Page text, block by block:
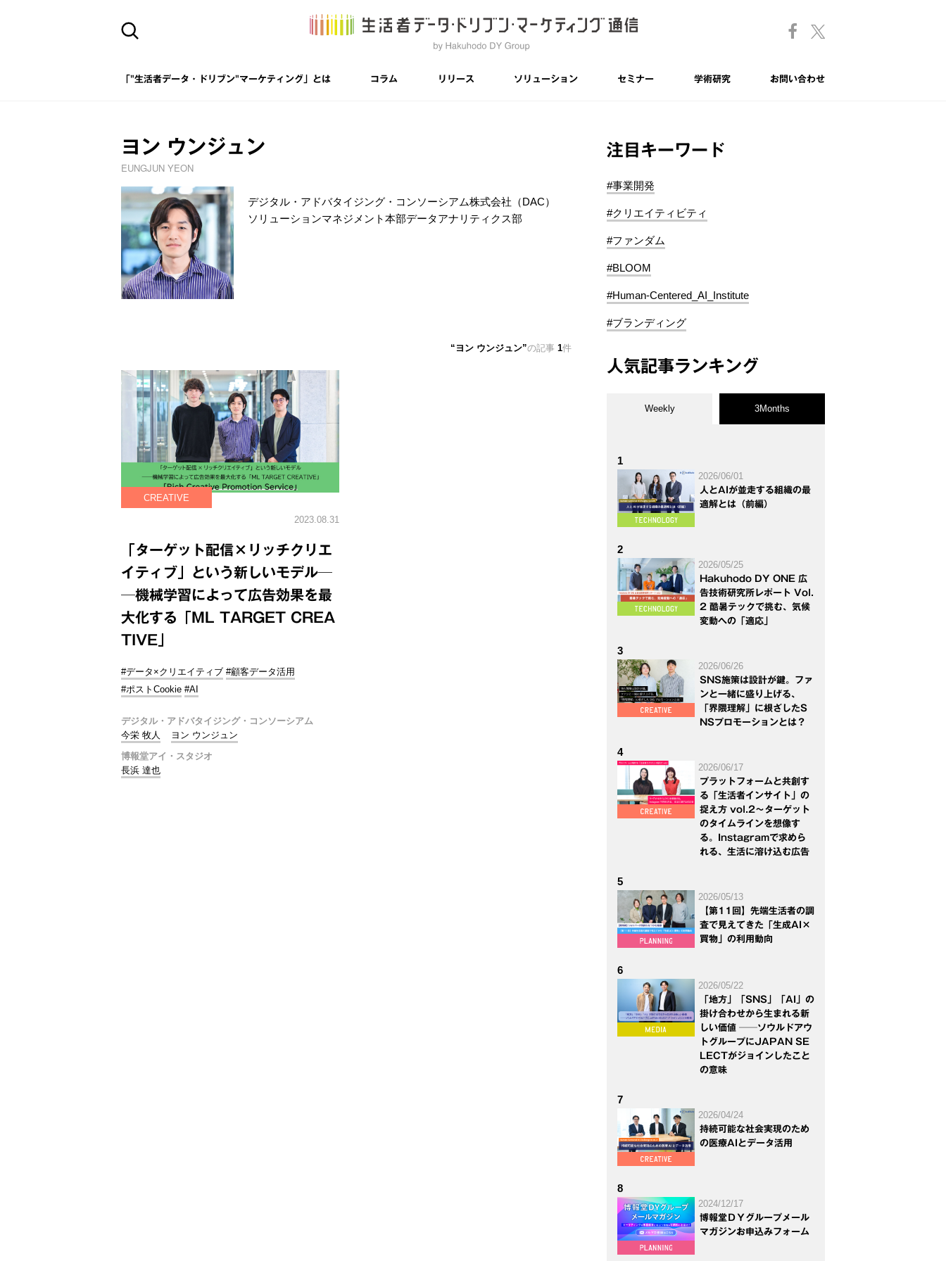
「"生活者データ・ドリブン"マーケティング」とは コラム リリース ソリューション セミナー 学術研究 お問い合わせ
ヨン ウンジュン
EUNGJUN YEON
デジタル・アドバタイジング・コンソーシアム株式会社（DAC）
ソリューションマネジメント本部データアナリティクス部
ヨン ウンジュン の記事 1件
CREATIVE
2023.08.31
「ターゲット配信×リッチクリエ
イティブ」という新しいモデル─
─機械学習によって広告効果を最
大化する「ML TARGET CREA
TIVE」
#データ×クリエイティブ #顧客データ活用
#ポストCookie #AI
デジタル・アドバタイジング・コンソーシアム
今栄 牧人
ヨン ウンジュン
博報堂アイ・スタジオ
長浜 達也
注目キーワード
#事業開発
#クリエイティビティ
#ファンダム
#BLOOM
#Human-Centered_AI_Institute
#ブランディング
人気記事ランキング
Weekly 3Months
1
2026/06/01
人とAIが並走する組織の最
適解とは（前編）
2
2026/05/25
Hakuhodo DY ONE 広
告技術研究所レポート Vol.
2 酷暑テックで挑む、気候
変動への「適応」
3
2026/06/26
SNS施策は設計が鍵。ファ
ンと一緒に盛り上げる、
「界隈理解」に根ざしたS
NSプロモーションとは？
4
2026/06/17
プラットフォームと共創す
る「生活者インサイト」の
捉え方 vol.2～ターゲット
のタイムラインを想像す
る。Instagramで求めら
れる、生活に溶け込む広告
5
2026/05/13
【第11回】先端生活者の調
査で見えてきた「生成AI×
買物」の利用動向
6
2026/05/22
「地方」「SNS」「AI」の
掛け合わせから生まれる新
しい価値 ──ソウルドアウ
トグループにJAPAN SE
LECTがジョインしたこと
の意味
7
2026/04/24
持続可能な社会実現のため
の医療AIとデータ活用
8
2024/12/17
博報堂ＤＹグループメール
マガジンお申込みフォーム